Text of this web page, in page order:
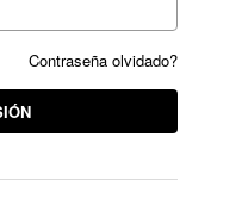
Contraseña olvidado?